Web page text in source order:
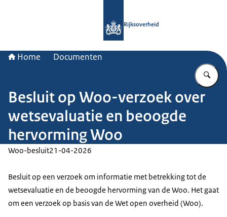
Rijksoverheid
Home Documenten
Besluit op Woo-verzoek over
wetsevaluatie en beoogde
hervorming Woo
Woo-besluit21-04-2026
Besluit op een verzoek om informatie met betrekking tot de
wetsevaluatie en de beoogde hervorming van de Woo. Het gaat
om een verzoek op basis van de Wet open overheid (Woo).